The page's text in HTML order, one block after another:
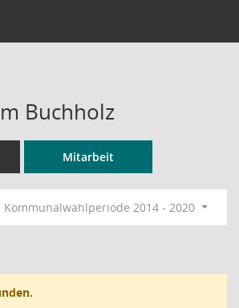
Buchholz
Mitarbeit
Kommunalwahlperiode 2014 - 2020